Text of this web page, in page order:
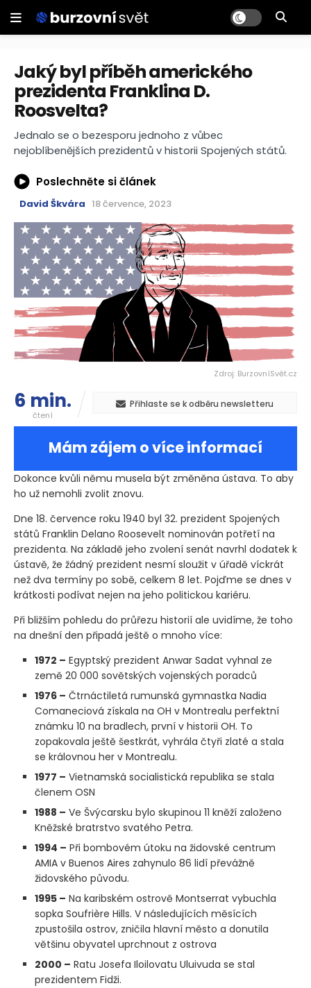
Jaký byl příběh amerického
prezidenta Franklina D.
Roosvelta?
Jednalo se o bezesporu jednoho z vůbec
nejoblíbenějších prezidentů v historii Spojených států.
Poslechněte si článek
David Škvára 18 července, 2023
Zdroj: BurzovníSvět.cz
6 min.
čtení
Přihlaste se k odběru newsletteru
Mám zájem o více informací
Dokonce kvůli němu musela být změněna ústava. To aby
ho už nemohli zvolit znovu.
Dne 18. července roku 1940 byl 32. prezident Spojených
států Franklin Delano Roosevelt nominován potřetí na
prezidenta. Na základě jeho zvolení senát navrhl dodatek k
ústavě, že žádný prezident nesmí sloužit v úřadě víckrát
než dva termíny po sobě, celkem 8 let. Pojďme se dnes v
krátkosti podívat nejen na jeho politickou kariéru.
Při bližším pohledu do průřezu historií ale uvidíme, že toho
na dnešní den připadá ještě o mnoho více:
1972 – Egyptský prezident Anwar Sadat vyhnal ze
země 20 000 sovětských vojenských poradců
1976 – Čtrnáctiletá rumunská gymnastka Nadia
Comaneciová získala na OH v Montrealu perfektní
známku 10 na bradlech, první v historii OH. To
zopakovala ještě šestkrát, vyhrála čtyři zlaté a stala
se královnou her v Montrealu.
1977 – Vietnamská socialistická republika se stala
členem OSN
1988 – Ve Švýcarsku bylo skupinou 11 kněží založeno
Kněžské bratrstvo svatého Petra.
1994 – Při bombovém útoku na židovské centrum
AMIA v Buenos Aires zahynulo 86 lidí převážně
židovského původu.
1995 – Na karibském ostrově Montserrat vybuchla
sopka Soufrière Hills. V následujících měsících
zpustošila ostrov, zničila hlavní město a donutila
většinu obyvatel uprchnout z ostrova
2000 – Ratu Josefa Iloilovatu Uluivuda se stal
prezidentem Fidži.